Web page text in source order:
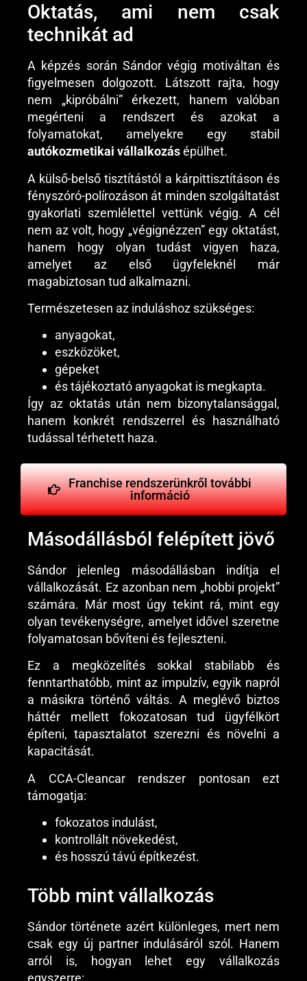
Oktatás, ami nem csak
technikát ad
A képzés során Sándor végig motiváltan és
figyelmesen dolgozott. Látszott rajta, hogy
nem „kipróbálni” érkezett, hanem valóban
megérteni a rendszert és azokat a
folyamatokat, amelyekre egy stabil
autókozmetikai vállalkozásépülhet.
A külső-belső tisztítástól a kárpittisztításon és
fényszóró-polírozáson át minden szolgáltatást
gyakorlati szemlélettel vettünk végig. A cél
nem az volt, hogy „végignézzen” egy oktatást,
hanem hogy olyan tudást vigyen haza,
amelyet az első ügyfeleknél már
magabiztosan tud alkalmazni.
Természetesen az induláshoz szükséges:
anyagokat,
eszközöket,
gépeket
és tájékoztató anyagokat is megkapta.
Így az oktatás után nem bizonytalansággal,
hanem konkrét rendszerrel és használható
tudással térhetett haza.
Franchise rendszerünkről további
információ
Másodállásból felépített jövő
Sándor jelenleg másodállásban indítja el
vállalkozását. Ez azonban nem „hobbi projekt”
számára. Már most úgy tekint rá, mint egy
olyan tevékenységre, amelyet idővel szeretne
folyamatosan bővíteni és fejleszteni.
Ez a megközelítés sokkal stabilabb és
fenntarthatóbb, mint az impulzív, egyik napról
a másikra történő váltás. A meglévő biztos
háttér mellett fokozatosan tud ügyfélkört
építeni, tapasztalatot szerezni és növelni a
kapacitását.
A CCA-Cleancar rendszer pontosan ezt
támogatja:
fokozatos indulást,
kontrollált növekedést,
és hosszú távú építkezést.
Több mint vállalkozás
Sándor története azért különleges, mert nem
csak egy új partner indulásáról szól. Hanem
arról is, hogyan lehet egy vállalkozás
egyszerre: